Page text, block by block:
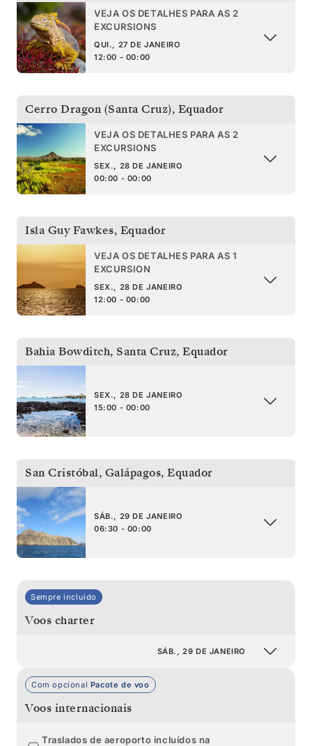
VEJA OS DETALHES PARA AS 2
EXCURSIONS
QUI., 27 DE JANEIRO
12:00 - 00:00
Cerro Dragon (Santa Cruz), Equador
VEJA OS DETALHES PARA AS 2
EXCURSIONS
SEX., 28 DE JANEIRO
00:00 - 00:00
Isla Guy Fawkes, Equador
VEJA OS DETALHES PARA AS 1
EXCURSION
SEX., 28 DE JANEIRO
12:00 - 00:00
Bahia Bowditch, Santa Cruz, Equador
SEX., 28 DE JANEIRO
15:00 - 00:00
San Cristóbal, Galápagos, Equador
SÁB., 29 DE JANEIRO
06:30 - 00:00
Sempre incluído
Voos charter
SÁB., 29 DE JANEIRO
Com opcional Pacote de voo
Voos internacionais
Traslados de aeroporto incluídos na